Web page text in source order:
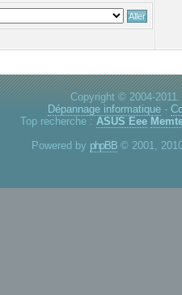
Copyright © 2004-
Dépannage informatique -
Top recherche : ASUS Eee
Powered by phpBB © 2001,